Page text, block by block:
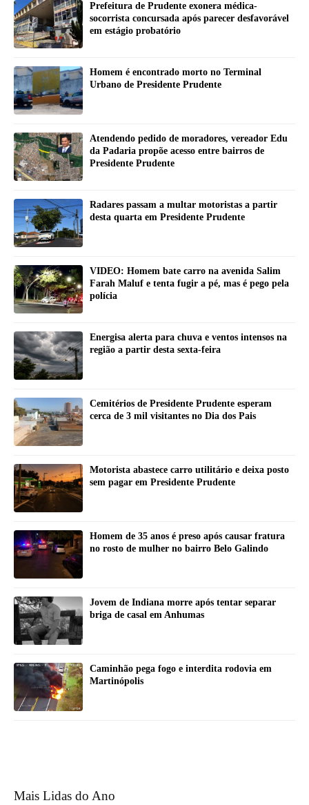
Prefeitura de Prudente exonera médica-
socorrista concursada após parecer desfavorável
em estágio probatório
Homem é encontrado morto no Terminal
Urbano de Presidente Prudente
Atendendo pedido de moradores, vereador Edu
da Padaria propõe acesso entre bairros de
Presidente Prudente
Radares passam a multar motoristas a partir
desta quarta em Presidente Prudente
VIDEO: Homem bate carro na avenida Salim
Farah Maluf e tenta fugir a pé, mas é pego pela
polícia
Energisa alerta para chuva e ventos intensos na
região a partir desta sexta-feira
Cemitérios de Presidente Prudente esperam
cerca de 3 mil visitantes no Dia dos Pais
Motorista abastece carro utilitário e deixa posto
sem pagar em Presidente Prudente
Homem de 35 anos é preso após causar fratura
no rosto de mulher no bairro Belo Galindo
Jovem de Indiana morre após tentar separar
briga de casal em Anhumas
Caminhão pega fogo e interdita rodovia em
Martinópolis
Mais Lidas do Ano